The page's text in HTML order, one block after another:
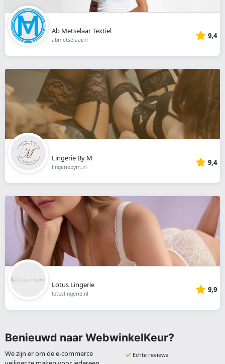
Ab Metselaar Textiel
abmetselaar.nl 9,4
Lingerie By M
lingeriebym.nl 9,4
Lotus Lingerie
lotuslingerie.nl 9,9
Benieuwd naar WebwinkelKeur?
We zijn er om de e-commerce
Echte reviews